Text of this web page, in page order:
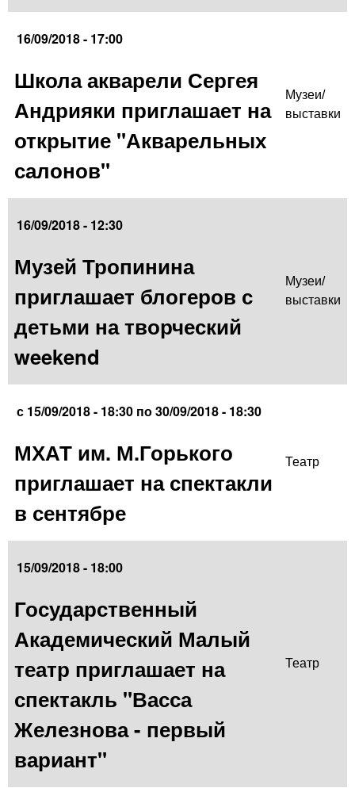
16/09/2018 - 17:00
Школа акварели Сергея
Андрияки приглашает на
открытие "Акварельных
салонов"
Музеи/
выставки
16/09/2018 - 12:30
Музей Тропинина
приглашает блогеров с
детьми на творческий
weekend
Музеи/
выставки
с 15/09/2018 - 18:30 по30/09/2018 - 18:30
МХАТ им. М.Горького
приглашает на спектакли
в сентябре
Театр
15/09/2018 - 18:00
Государственный
Академический Малый
театр приглашает на
спектакль "Васса
Железнова - первый
вариант"
Театр